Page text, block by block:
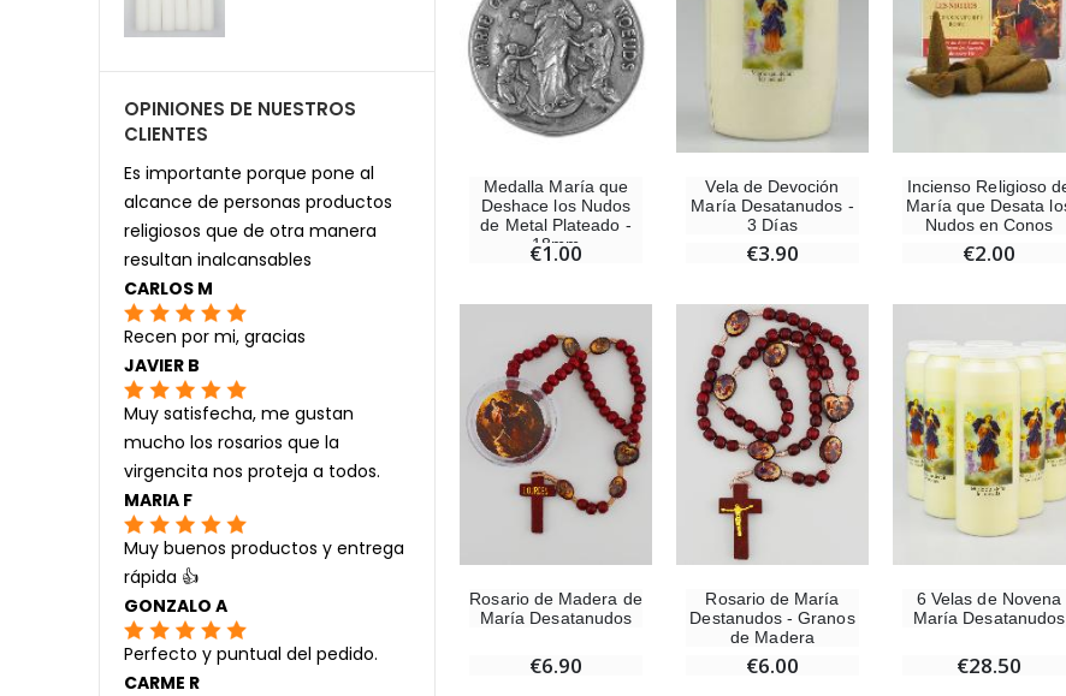
Medalla María que
Deshace los Nudos
de Metal Plateado -
18mm
€1.00
Vela de Devoción
María Desatanudos -
3 Días
€3.90
Incienso Religioso
María que Desata
Nudos en Conos
€2.00
Rosario de Madera de
María Desatanudos
€6.90
Rosario de María
Destanudos - Granos
de Madera
€6.00
6 Velas de Novena
María Desatanudos
€28.50
OPINIONES DE NUESTROS
CLIENTES
Es importante porque pone al
alcance de personas productos
religiosos que de otra manera
resultan inalcansables
CARLOS M
Recen por mi, gracias
JAVIER B
Muy satisfecha, me gustan
mucho los rosarios que la
virgencita nos proteja a todos.
MARIA F
Muy buenos productos y entrega
rápida 👍
GONZALO A
Perfecto y puntual del pedido.
CARME R